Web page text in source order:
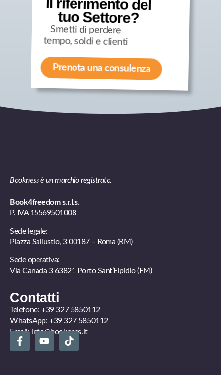
il riferimento del
tuo Settore?
Smetti di perdere
tempo, soldi e clienti
Prenota una consulenza
Bookness è un marchio registrato.
Book4freedom s.r.l.s.
P. IVA ​15569501008
Sede legale:
Piazza Sallustio, 3 00187 – Roma (RM)
Sede operativa:
Via Canada 3 63821 Porto Sant’Elpidio (FM)
Contatti
Telefono: +39 327 5850112
WhatsApp: +39 327 5850112
Email:info@bookness.it